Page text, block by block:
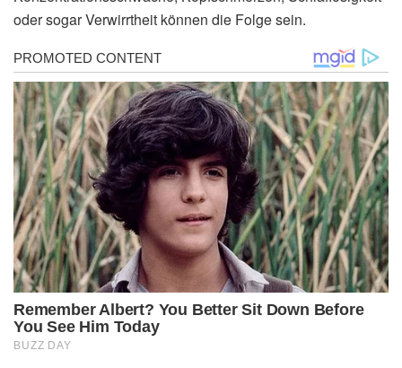
oder sogar Verwirrtheit können die Folge sein.